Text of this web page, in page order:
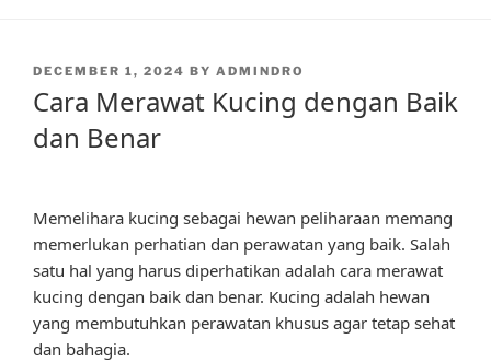
POSTED
DECEMBER 1, 2024 BY ADMINDRO
Cara Merawat Kucing dengan Baik
dan Benar
Memelihara kucing sebagai hewan peliharaan memang
memerlukan perhatian dan perawatan yang baik. Salah
satu hal yang harus diperhatikan adalah cara merawat
kucing dengan baik dan benar. Kucing adalah hewan
yang membutuhkan perawatan khusus agar tetap sehat
dan bahagia.